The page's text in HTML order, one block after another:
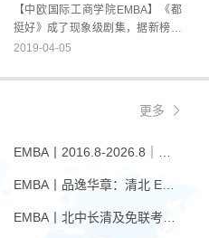
【中欧国际工商学院EMBA】《都
挺好》成了现象级剧集，据新榜统
计，与其相关的微博话题，阅读量
明玉在原生家庭与公司斗争中的经
剧中职业经理人孙副总为何与老板
如此高？捆绑苏明玉对公司忠诚的
将企业传承给小蒙总为何要早早谋
划，从长计议？当一次审计都能扰
乱公司业务运转时，财务总监老毛
2019-04-05
更多
EMBA丨2016.8-2026.8｜品逸华章EMBA10周年：一群人，一条上岸路
EMBA丨品逸华章：清北 EMBA 辅导的学院派实力全景
EMBA丨北中长清及免联考EMBA项目申请时间汇总（7月篇）